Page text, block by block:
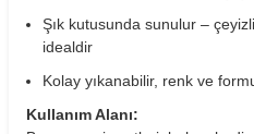
Şık kutusunda sunulur –
idealdir
Kolay yıkanabilir, renk ve
Kullanım Alanı: